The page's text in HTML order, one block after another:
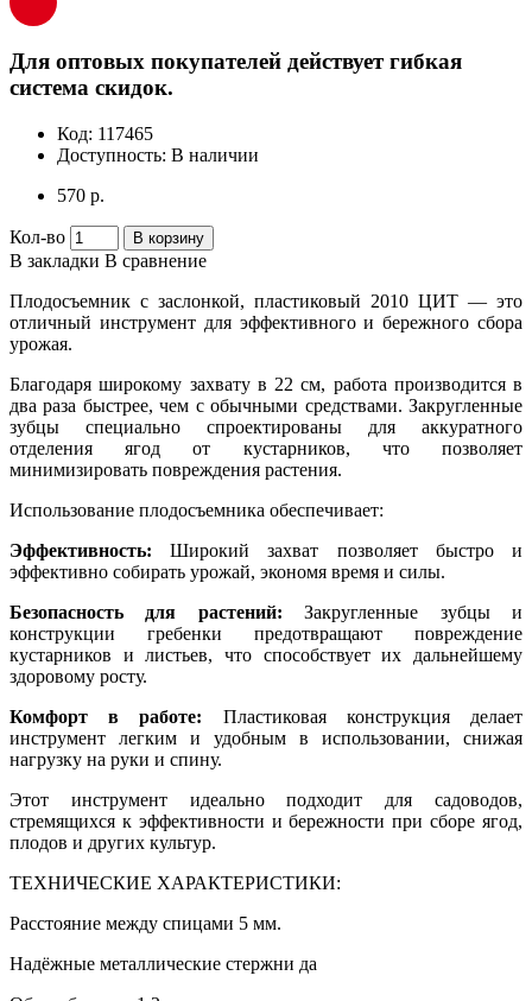
Для оптовых покупателей действует гибкая
система скидок.
Код: 117465
Доступность: В наличии
570 р.
Кол-во В корзину
В закладки В сравнение
Плодосъемник с заслонкой, пластиковый 2010 ЦИТ — это
отличный инструмент для эффективного и бережного сбора
урожая.
Благодаря широкому захвату в 22 см, работа производится в
два раза быстрее, чем с обычными средствами. Закругленные
зубцы специально спроектированы для аккуратного
отделения ягод от кустарников, что позволяет
минимизировать повреждения растения.
Использование плодосъемника обеспечивает:
Эффективность: Широкий захват позволяет быстро и
эффективно собирать урожай, экономя время и силы.
Безопасность для растений: Закругленные зубцы и
конструкции гребенки предотвращают повреждение
кустарников и листьев, что способствует их дальнейшему
здоровому росту.
Комфорт в работе: Пластиковая конструкция делает
инструмент легким и удобным в использовании, снижая
нагрузку на руки и спину.
Этот инструмент идеально подходит для садоводов,
стремящихся к эффективности и бережности при сборе ягод,
плодов и других культур.
ТЕХНИЧЕСКИЕ ХАРАКТЕРИСТИКИ:
Расстояние между спицами 5 мм.
Надёжные металлические стержни да